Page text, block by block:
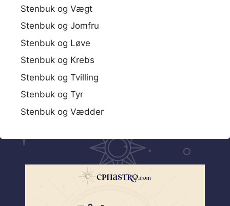
Stenbuk og Vægt
Stenbuk og Jomfru
Stenbuk og Løve
Stenbuk og Krebs
Stenbuk og Tvilling
Stenbuk og Tyr
Stenbuk og Vædder